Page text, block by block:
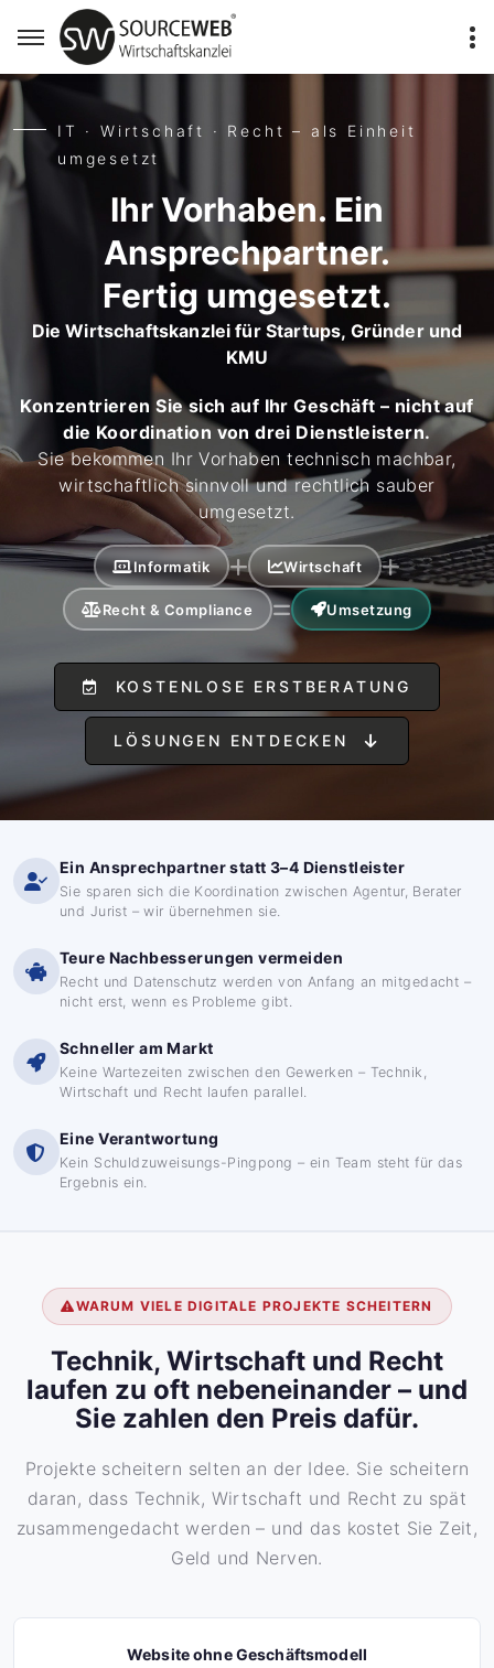
IT · Wirtschaft · Recht – als Einheit
umgesetzt
Ihr Vorhaben. Ein
Ansprechpartner.
Fertig umgesetzt.
Die Wirtschaftskanzlei für Startups, Gründer und
KMU
Konzentrieren Sie sich auf Ihr Geschäft – nicht auf
die Koordination von drei Dienstleistern.
Sie bekommen Ihr Vorhaben technisch machbar,
wirtschaftlich sinnvoll und rechtlich sauber
umgesetzt.
Informatik Wirtschaft
Recht & Compliance Umsetzung
KOSTENLOSE ERSTBERATUNG
LÖSUNGEN ENTDECKEN
Ein Ansprechpartner statt 3–4 Dienstleister
Sie sparen sich die Koordination zwischen Agentur, Berater
und Jurist – wir übernehmen sie.
Teure Nachbesserungen vermeiden
Recht und Datenschutz werden von Anfang an mitgedacht –
nicht erst, wenn es Probleme gibt.
Schneller am Markt
Keine Wartezeiten zwischen den Gewerken – Technik,
Wirtschaft und Recht laufen parallel.
Eine Verantwortung
Kein Schuldzuweisungs-Pingpong – ein Team steht für das
Ergebnis ein.
WARUM VIELE DIGITALE PROJEKTE SCHEITERN
Technik, Wirtschaft und Recht
laufen zu oft nebeneinander – und
Sie zahlen den Preis dafür.
Projekte scheitern selten an der Idee. Sie scheitern
daran, dass Technik, Wirtschaft und Recht zu spät
zusammengedacht werden – und das kostet Sie Zeit,
Geld und Nerven.
Website ohne Geschäftsmodell